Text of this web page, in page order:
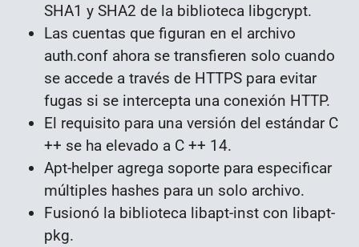
SHA1 y SHA2 de la biblioteca libgcrypt.
Las cuentas que figuran en el archivo
auth.conf ahora se transfieren solo cuando
se accede a través de HTTPS para evitar
fugas si se intercepta una conexión HTTP.
El requisito para una versión del estándar C
++ se ha elevado a C ++ 14.
Apt-helper agrega soporte para especificar
múltiples hashes para un solo archivo.
Fusionó la biblioteca libapt-inst con libapt-
pkg.